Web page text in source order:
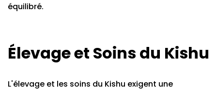
équilibré.
Élevage et Soins du Kishu
L'élevage et les soins du Kishu exigent une